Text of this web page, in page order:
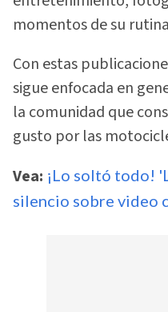
momentos de su
Con estas
sigue enfocada en
la comunidad que
gusto por las
Vea: ¡Lo soltó todo!
silencio sobre video